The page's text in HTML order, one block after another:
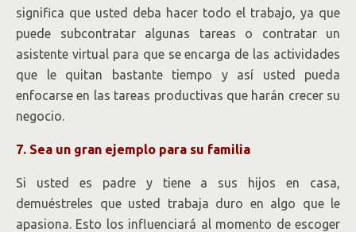
significa que usted deba hacer todo el trabajo, ya que
puede subcontratar algunas tareas o contratar un
asistente virtual para que se encarga de las actividades
que le quitan bastante tiempo y así usted pueda
enfocarse en las tareas productivas que harán crecer su
negocio.
7. Sea un gran ejemplo para su familia
Si usted es padre y tiene a sus hijos en casa,
demuéstreles que usted trabaja duro en algo que le
apasiona. Esto los influenciará al momento de escoger